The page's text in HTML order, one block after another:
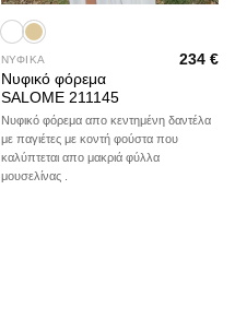
ΝΥΦΙΚΑ
Νυφικό φόρεμα
SALOME 211145
234€
Νυφικό φόρεμα απο κεντημένη δαντέλα
με παγιέτες με κοντή φούστα που
καλύπτεται απο μακριά φύλλα
μουσελίνας .